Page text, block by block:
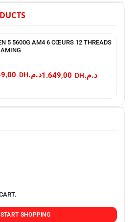
5 5600G AM4 6 CŒURS 12 THREADS
د.م. 1.949,00 د.م.
START SHOPPING